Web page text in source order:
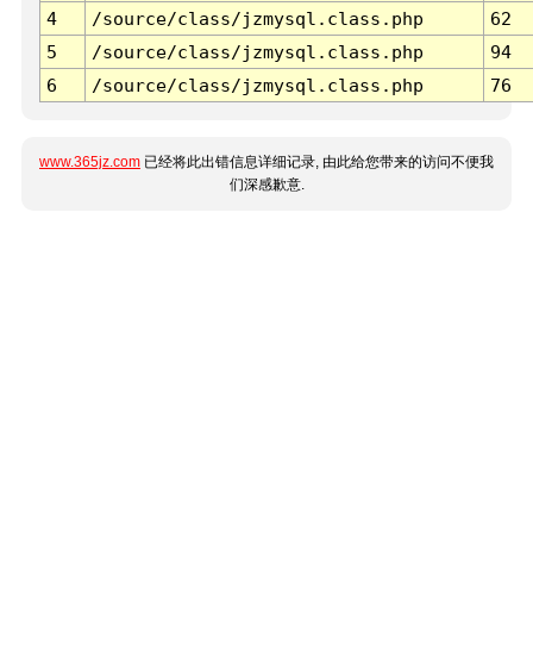
4
/source/class/jzmysql.class.php
62
5
/source/class/jzmysql.class.php
94
6
/source/class/jzmysql.class.php 76
www.365jz.com 已经将此出错信息详细记录, 由此给您带来的访问不便我
们深感歉意.